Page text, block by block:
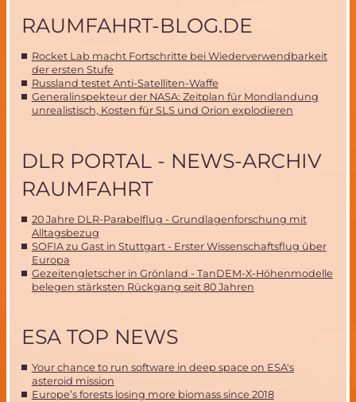
RAUMFAHRT-BLOG.DE
Rocket Lab macht Fortschritte bei Wiederverwendbarkeit
der ersten Stufe
Russland testet Anti-Satelliten-Waffe
Generalinspekteur der NASA: Zeitplan für Mondlandung
unrealistisch, Kosten für SLS und Orion explodieren
DLR PORTAL - NEWS-ARCHIV
RAUMFAHRT
20 Jahre DLR-Parabelflug - Grundlagenforschung mit
Alltagsbezug
SOFIA zu Gast in Stuttgart - Erster Wissenschaftsflug über
Europa
Gezeitengletscher in Grönland - TanDEM-X-Höhenmodelle
belegen stärksten Rückgang seit 80 Jahren
ESA TOP NEWS
Your chance to run software in deep space on ESA's
asteroid mission
Europe’s forests losing more biomass since 2018